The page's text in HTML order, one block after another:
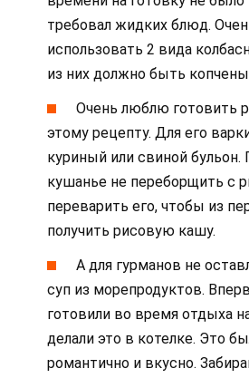
требовал жидких блюд.
использовать 2 вида
из них должно быть
Очень люблю готовить
этому рецепту. Для его
куриный или свиной бульон.
кушанье не переборщить с
переварить его, чтобы из
получить рисовую кашу.
А для гурманов не
суп из морепродуктов.
готовили во время отдыха
делали это в котелке. Это
романтично и вкусно.